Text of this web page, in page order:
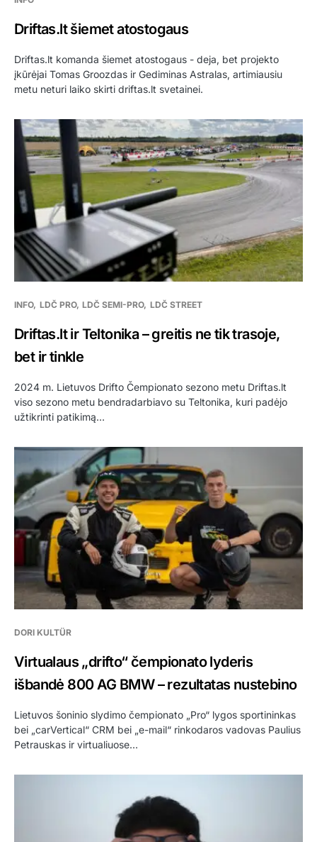
Driftas.lt šiemet atostogaus
Driftas.lt komanda šiemet atostogaus - deja, bet projekto
įkūrėjai Tomas Groozdas ir Gediminas Astralas, artimiausiu
metu neturi laiko skirti driftas.lt svetainei.
INFO LDČ PRO LDČ SEMI-PRO LDČ STREET
Driftas.lt ir Teltonika – greitis ne tik trasoje,
bet ir tinkle
2024 m. Lietuvos Drifto Čempionato sezono metu Driftas.lt
viso sezono metu bendradarbiavo su Teltonika, kuri padėjo
užtikrinti patikimą…
DORI KULTÜR
Virtualaus „drifto“ čempionato lyderis
išbandė 800 AG BMW – rezultatas nustebino
Lietuvos šoninio slydimo čempionato „Pro“ lygos sportininkas
bei „carVertical“ CRM bei „e-mail“ rinkodaros vadovas Paulius
Petrauskas ir virtualiuose…